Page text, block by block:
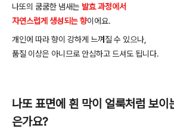
나또의 쿰쿰한 냄새는 발효 과정에서
자연스럽게 생성되는향이에요.
개인에 따라향이 강하게 느껴질 수 있으나
품질 이상은 아니므로 안심하고 드셔도 됩니다.
나또 표면에 흰 막이 얼룩처럼 보이
은가요?